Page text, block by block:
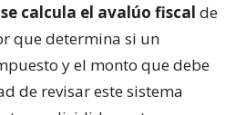
calcula el avalúo fiscal de
que determina si un
y el monto que debe
de revisar este sistema